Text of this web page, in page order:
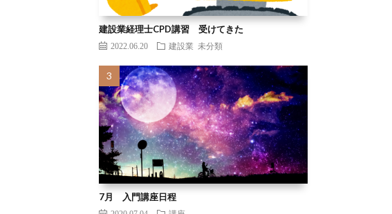
建設業経理士CPD講習 受けてきた
2022.06.20 建設業 未分類
7月 入門講座日程